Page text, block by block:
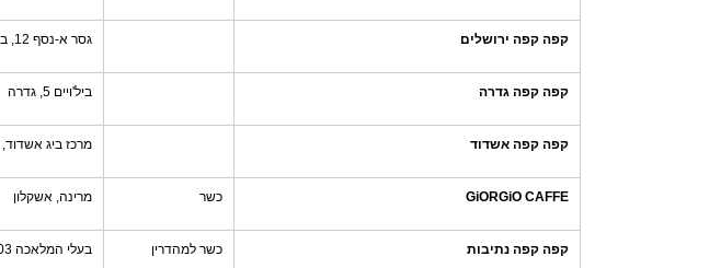
קפה קפה ירושלים גסר א-נסף 12, בית חנינא, ירושלים
קפה קפה גדרה ביל'ויים 5, גדרה
קפה קפה אשדוד מרכז ביג
GiORGiO CAFFE כשר מרינה, אשקלון
קפה קפה נתיבות כשר למהדרין בעלי המלאכה 203, נתיבות